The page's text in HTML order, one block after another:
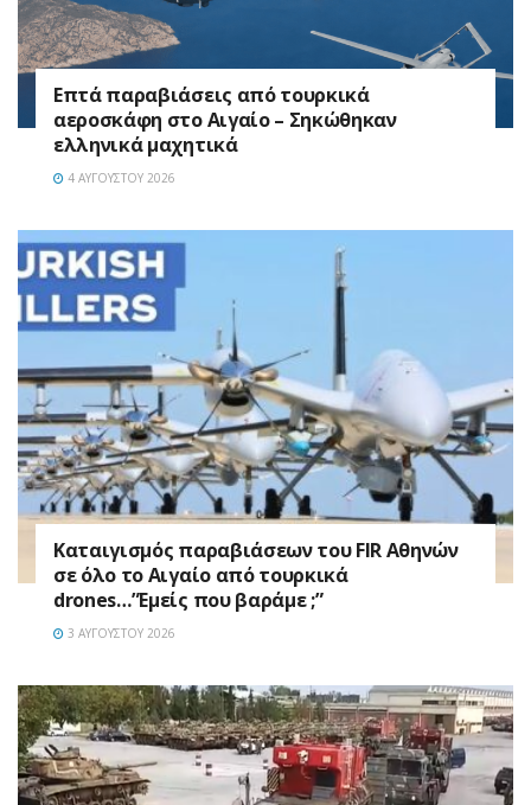
Επτά παραβιάσεις από τουρκικά
αεροσκάφη στο Αιγαίο – Σηκώθηκαν
ελληνικά μαχητικά
4 ΑΥΓΟΎΣΤΟΥ 2026
Καταιγισμός παραβιάσεων του FIR Αθηνών
σε όλο το Αιγαίο από τουρκικά
drones…”Εμείς που βαράμε ;”
3 ΑΥΓΟΎΣΤΟΥ 2026